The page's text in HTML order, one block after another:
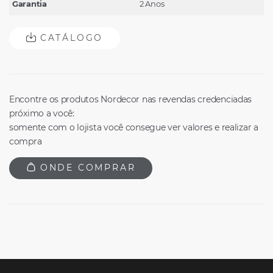
Garantia 2 Anos
CATÁLOGO
Encontre os produtos Nordecor nas revendas credenciadas
próximo a você:
somente com o lojista você consegue ver valores e realizar a
compra
ONDE COMPRAR